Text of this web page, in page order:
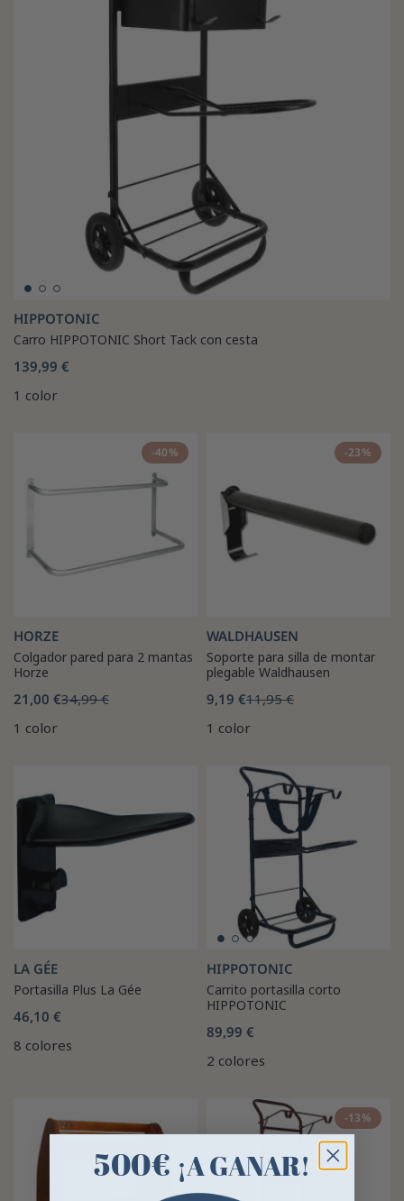
HIPPOTONIC
Carro HIPPOTONIC Short Tack con cesta
139,99 €
1 color
-40%
HORZE
Colgador pared para 2 mantas
Horze
21,00 €34,99 €
1 color
-23%
WALDHAUSEN
Soporte para silla de montar
plegable Waldhausen
9,19 €11,95 €
1 color
LA GÉE
Portasilla Plus La Gée
46,10 €
8 colores
HIPPOTONIC
Carrito portasilla corto
HIPPOTONIC
89,99 €
2 colores
-13%
500€ ¡A GANAR!